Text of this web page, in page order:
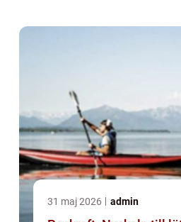
31 maj 2026 admin